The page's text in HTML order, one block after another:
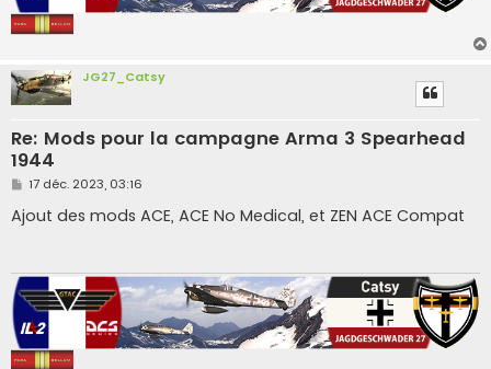
JG27_Catsy
Re: Mods pour la campagne Arma 3 Spearhead
1944
M
s
s
17 déc. 2023, 03:16
Ajout des mods ACE, ACE No Medical, et ZEN ACE Compat